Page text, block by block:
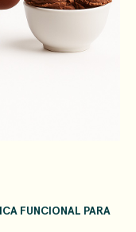
FUNCIONAL PARA